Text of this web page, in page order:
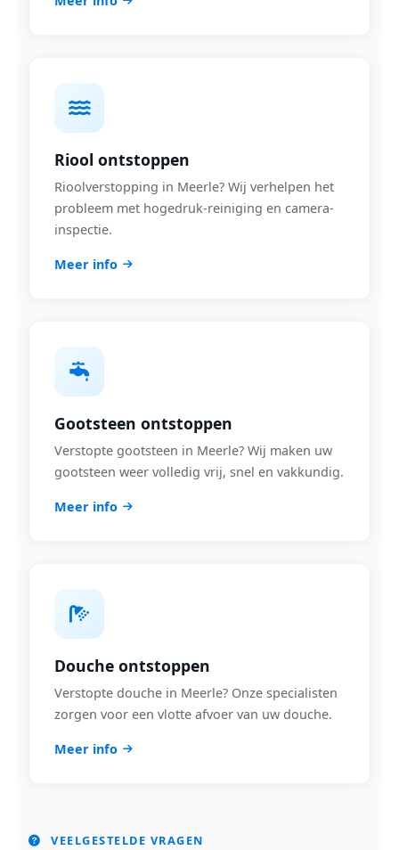
Riool ontstoppen
Rioolverstopping in Meerle? Wij verhelpen het
probleem met hogedruk-reiniging en camera-
inspectie.
Meer info
Gootsteen ontstoppen
Verstopte gootsteen in Meerle? Wij maken uw
gootsteen weer volledig vrij, snel en vakkundig.
Meer info
Douche ontstoppen
Verstopte douche in Meerle? Onze specialisten
zorgen voor een vlotte afvoer van uw douche.
Meer info
VEELGESTELDE VRAGEN